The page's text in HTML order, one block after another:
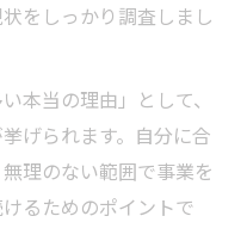
をしっかり調査しまし
本当の理由」として、
げられます。自分に合
理のない範囲で事業を
るためのポイントで